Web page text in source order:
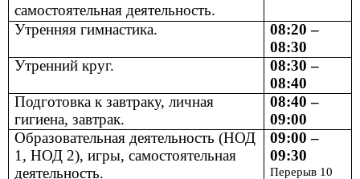
самостоятельная деятельность.
Утренняя гимнастика.
08:20 –
08:30
Утренний круг.
08:30 –
08:40
Подготовка к завтраку, личная
гигиена, завтрак.
08:40 –
09:00
Образовательная деятельность (НОД
1, НОД 2), игры, самостоятельная
деятельность.
09:00 –
09:30
Перерыв 10